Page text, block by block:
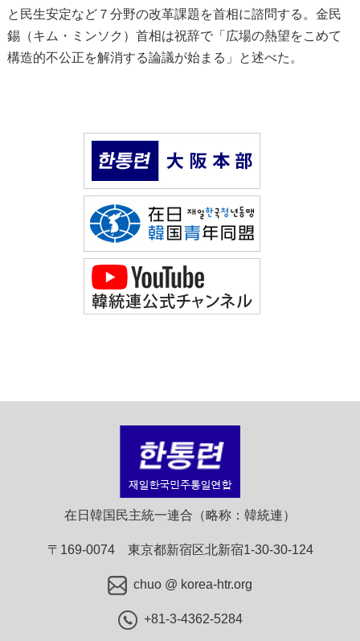
と民生安定など７分野の改革課題を首相に諮問する。金民
錫（キム・ミンソク）首相は祝辞で「広場の熱望をこめて
構造的不公正を解消する論議が始まる」と述べた。
在日韓国民主統一連合（略称：韓統連）
〒169-0074 東京都新宿区北新宿1-30-30-124
chuo @ korea-htr.org
+81-3-4362-5284